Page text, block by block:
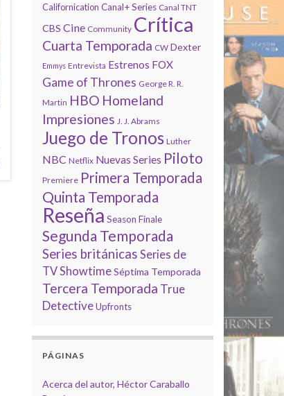
Californication Canal+ Series Canal TNT
CBS Cine Community Crítica
Cuarta Temporada CW Dexter
Emmys Entrevista Estrenos FOX
Game of Thrones George R. R.
Martin HBO Homeland
Impresiones J. J. Abrams
Juego de Tronos Luther
NBC Netflix Nuevas Series Piloto
Premiere Primera Temporada
Quinta Temporada
Reseña Season Finale
Segunda Temporada
Series británicas Series de
TVShowtime Séptima Temporada
Tercera Temporada True
Detective Upfronts
PÁGINAS
Acerca del autor, Héctor Caraballo